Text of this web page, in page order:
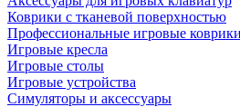
Коврики с тканевой поверхностью
Профессиональные игровые коврики
Игровые кресла
Игровые столы
Игровые устройства
Симуляторы и аксессуары